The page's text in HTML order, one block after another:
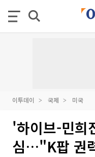
이투데이 국제 미국
'하이브-민희
심…"K팝 권